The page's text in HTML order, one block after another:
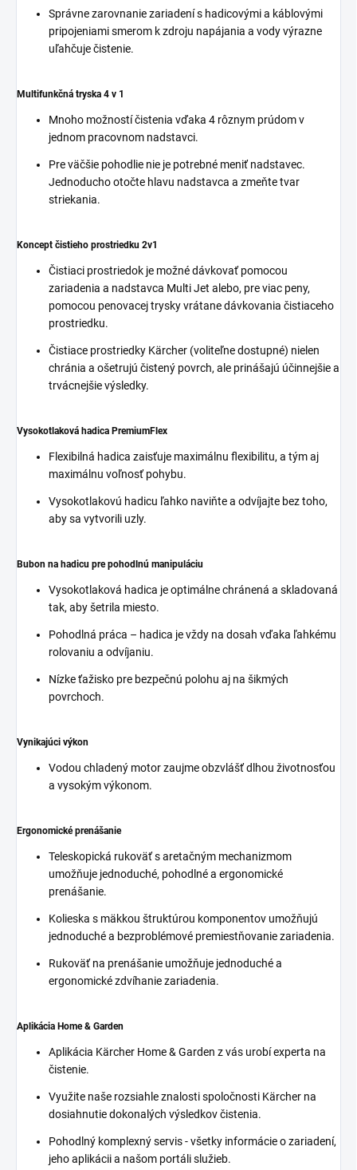
Správne zarovnanie zariadení s hadicovými a káblovými
pripojeniami smerom k zdroju napájania a vody výrazne
uľahčuje čistenie.
Multifunkčná tryska 4 v 1
Mnoho možností čistenia vďaka 4 rôznym prúdom v
jednom pracovnom nadstavci.
Pre väčšie pohodlie nie je potrebné meniť nadstavec.
Jednoducho otočte hlavu nadstavca a zmeňte tvar
striekania.
Koncept čistieho prostriedku 2v1
Čistiaci prostriedok je možné dávkovať pomocou
zariadenia a nadstavca Multi Jet alebo, pre viac peny,
pomocou penovacej trysky vrátane dávkovania čistiaceho
prostriedku.
Čistiace prostriedky Kärcher (voliteľne dostupné) nielen
chránia a ošetrujú čistený povrch, ale prinášajú účinnejšie a
trvácnejšie výsledky.
Vysokotlaková hadica PremiumFlex
Flexibilná hadica zaisťuje maximálnu flexibilitu, a tým aj
maximálnu voľnosť pohybu.
Vysokotlakovú hadicu ľahko naviňte a odvíjajte bez toho,
aby sa vytvorili uzly.
Bubon na hadicu pre pohodlnú manipuláciu
Vysokotlaková hadica je optimálne chránená a skladovaná
tak, aby šetrila miesto.
Pohodlná práca – hadica je vždy na dosah vďaka ľahkému
rolovaniu a odvíjaniu.
Nízke ťažisko pre bezpečnú polohu aj na šikmých
povrchoch.
Vynikajúci výkon
Vodou chladený motor zaujme obzvlášť dlhou životnosťou
a vysokým výkonom.
Ergonomické prenášanie
Teleskopická rukoväť s aretačným mechanizmom
umožňuje jednoduché, pohodlné a ergonomické
prenášanie.
Kolieska s mäkkou štruktúrou komponentov umožňujú
jednoduché a bezproblémové premiestňovanie zariadenia.
Rukoväť na prenášanie umožňuje jednoduché a
ergonomické zdvíhanie zariadenia.
Aplikácia Home & Garden
Aplikácia Kärcher Home & Garden z vás urobí experta na
čistenie.
Využite naše rozsiahle znalosti spoločnosti Kärcher na
dosiahnutie dokonalých výsledkov čistenia.
Pohodlný komplexný servis - všetky informácie o zariadení,
jeho aplikácii a našom portáli služieb.